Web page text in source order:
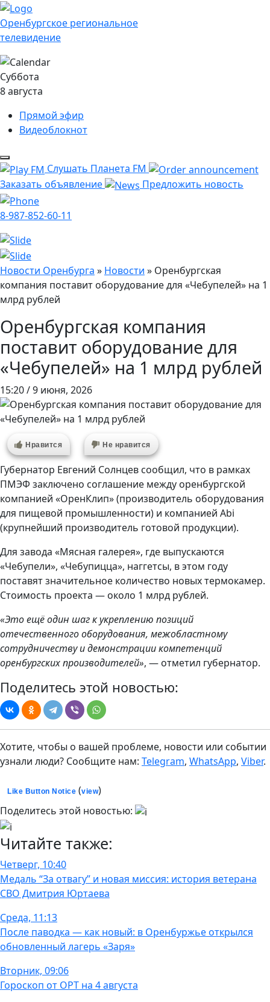
Оренбургское региональное
телевидение
Суббота
8 августа
Прямой эфир
Видеоблокнот
Слушать Планета FM
Заказать объявление
Предложить новость
8-987-852-60-11
Новости Оренбурга » Новости » Оренбургская
компания поставит оборудование для «Чебупелей» на 1
млрд рублей
Оренбургская компания
поставит оборудование для
«Чебупелей» на 1 млрд рублей
15:20 / 9 июня, 2026
Нравится Не нравится
Губернатор Евгений Солнцев сообщил, что в рамках
ПМЭФ заключено соглашение между оренбургской
компанией «ОренКлип» (производитель оборудования
для пищевой промышленности) и компанией Abi
(крупнейший производитель готовой продукции).
Для завода «Мясная галерея», где выпускаются
«Чебупели», «Чебупицца», наггетсы, в этом году
поставят значительное количество новых термокамер.
Стоимость проекта — около 1 млрд рублей.
«Это ещё один шаг к укреплению позиций
отечественного оборудования, межобластному
сотрудничеству и демонстрации компетенций
оренбургских производителей», — отметил губернатор.
Поделитесь этой новостью:
Хотите, чтобы о вашей проблеме, новости или событии
узнали люди? Сообщите нам: Telegram, WhatsApp, Viber.
Like Button Notice (view)
Поделитесь этой новостью:
Читайте также:
Четверг, 10:40
Медаль “За отвагу” и новая миссия: история ветерана
СВО Дмитрия Юртаева
Среда, 11:13
После паводка — как новый: в Оренбуржье открылся
обновленный лагерь «Заря»
Вторник, 09:06
Гороскоп от ОРТ на 4 августа